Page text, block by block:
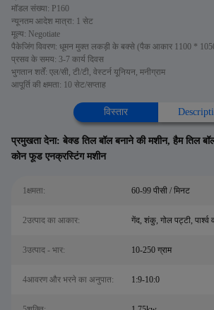
मॉडल संख्या: P160
न्यूनतम आदेश मात्रा: 1 सेट
मूल्य: Negotiate
पैकेजिंग विवरण: धूमन मुक्त लकड़ी के बक्से (पैक आकार 1100 *
प्रसव के समय: 3-7 कार्य दिवस
भुगतान शर्तें: एल/सी, टी/टी, वेस्टर्न यूनियन, मनीग्राम
आपूर्ति की क्षमता: 10 सेट/सप्ताह
विस्तार
प्रमुखता देना: बेक्ड तिल बॉल बनाने की मशीन, हैम तिल
कोन फूड एनक्रस्टिंग मशीन
1क्षमता: 60-99 पीसी / मिनट
2उत्पाद का आकार: गेंद, शंकु, गोल पट्टी, पार्श्व
3उत्पाद - भार: 10-250 ग्राम
4आवरण और भरने का अनुपात: 1:9-10:0